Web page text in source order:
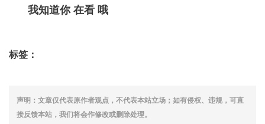
我知道你 在看 哦
标签：
声明：文章仅代表原作者观点，不代表本站立场；如有侵权、违规，可直
接反馈本站，我们将会作修改或删除处理。